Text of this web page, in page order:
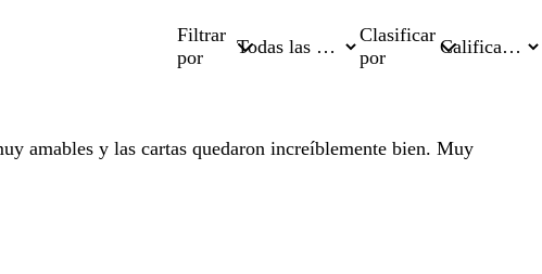
Filtrar
por
Clasificar
por
amables y las cartas quedaron increíblemente bien. Muy